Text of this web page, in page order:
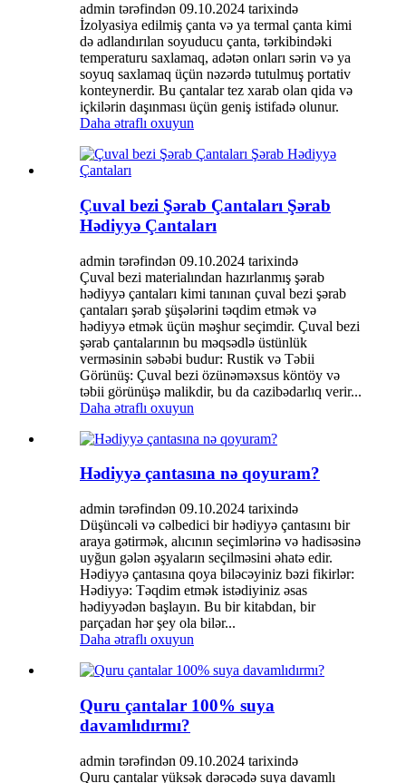
admin tərəfindən 09.10.2024 tarixində
İzolyasiya edilmiş çanta və ya termal çanta kimi
də adlandırılan soyuducu çanta, tərkibindəki
temperaturu saxlamaq, adətən onları sərin və ya
soyuq saxlamaq üçün nəzərdə tutulmuş portativ
konteynerdir. Bu çantalar tez xarab olan qida və
içkilərin daşınması üçün geniş istifadə olunur.
Daha ətraflı oxuyun
Çuval bezi Şərab Çantaları Şərab
Hədiyyə Çantaları
admin tərəfindən 09.10.2024 tarixində
Çuval bezi materialından hazırlanmış şərab
hədiyyə çantaları kimi tanınan çuval bezi şərab
çantaları şərab şüşələrini təqdim etmək və
hədiyyə etmək üçün məşhur seçimdir. Çuval bezi
şərab çantalarının bu məqsədlə üstünlük
verməsinin səbəbi budur: Rustik və Təbii
Görünüş: Çuval bezi özünəməxsus köntöy və
təbii görünüşə malikdir, bu da cazibədarlıq verir...
Daha ətraflı oxuyun
Hədiyyə çantasına nə qoyuram?
admin tərəfindən 09.10.2024 tarixində
Düşüncəli və cəlbedici bir hədiyyə çantasını bir
araya gətirmək, alıcının seçimlərinə və hadisəsinə
uyğun gələn əşyaların seçilməsini əhatə edir.
Hədiyyə çantasına qoya biləcəyiniz bəzi fikirlər:
Hədiyyə: Təqdim etmək istədiyiniz əsas
hədiyyədən başlayın. Bu bir kitabdan, bir
parçadan hər şey ola bilər...
Daha ətraflı oxuyun
Quru çantalar 100% suya
davamlıdırmı?
admin tərəfindən 09.10.2024 tarixində
Quru çantalar yüksək dərəcədə suya davamlı